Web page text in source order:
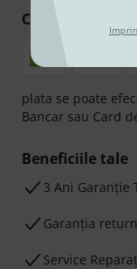
Cumpărați și
plata se poate
Bancar sau Card
Beneficiile tale
3 Ani Garanție
Garanţia
Service